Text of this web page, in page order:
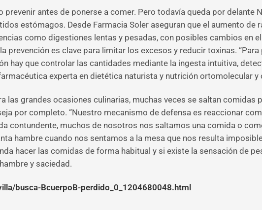
antes de ponerse a comer. Pero todavía queda por delante
estómagos. Desde Farmacia Soler aseguran que el aumento de
como digestiones lentas y pesadas, con posibles cambios en
prevención es clave para limitar los excesos y reducir toxinas.
hay que controlar las cantidades mediante la ingesta intuitiva,
experta en dietética naturista y nutrición ortomolecular
las grandes ocasiones culinarias, muchas veces se saltan comidas
por completo. “Nuestro mecanismo de defensa es reaccionar
contundente, muchos de nosotros nos saltamos una comida o
hambre cuando nos sentamos a la mesa que nos resulta
hacer las comidas de forma habitual y si existe la sensación de
y saciedad.
busca-BcuerpoB-perdido_0_1204680048.html